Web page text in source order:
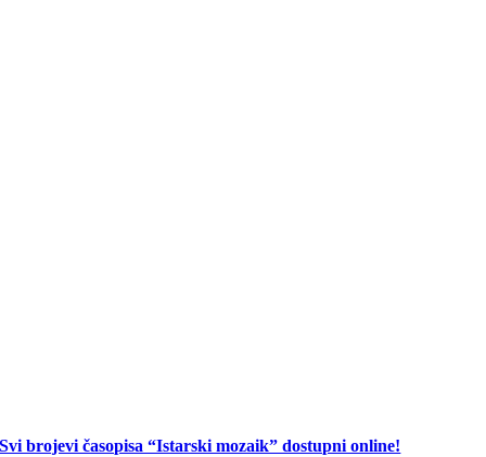
Svi brojevi časopisa “Istarski mozaik” dostupni online!